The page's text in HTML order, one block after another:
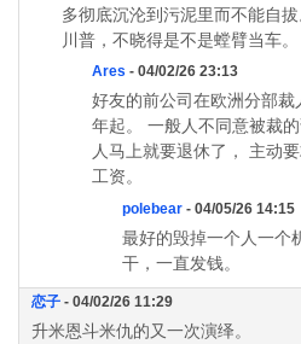
多彻底沉沦到污泥里而不能自
川普，不晓得是不是螳臂当车。
Ares - 04/02/26 23:13
好友的前公司在欧洲分部
年起。 一般人不同意被裁
人马上就要退休了， 主动
工资。
polebear - 04/05/26 14:15
最好的毁掉一个人一个
干，一直发钱。
恋子 - 04/02/26 11:29
升米恩斗米仇的又一次演绎。